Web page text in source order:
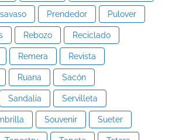
Prendedor Pulover
Rebozo Reciclado
Remera Revista
Ruana Sacón
Sandalia Servilleta
Souvenir Sueter